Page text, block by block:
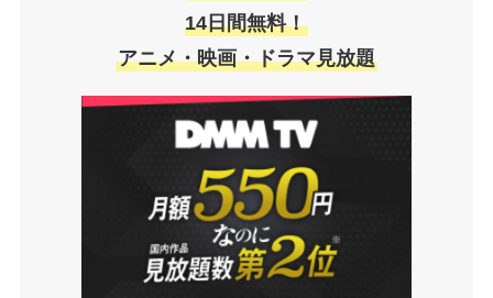
14日間無料！
アニメ・映画・ドラマ見放題